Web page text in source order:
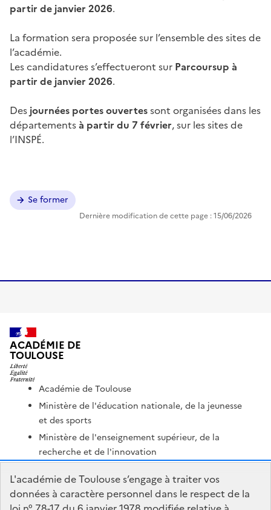
partir de janvier 2026.
La formation sera proposée sur l’ensemble des sites de
l’académie.
Les candidatures s’effectueront sur Parcoursup à
partir de janvier 2026.
Des journées portes ouvertessont organisées dans les
départementsà partir du 7 février, sur les sites de
l’INSPÉ.
Se former
Dernière modification de cette page : 15/06/2026
ACADÉMIE DE
TOULOUSE
Académie de Toulouse
Ministère de l'éducation nationale, de la jeunesse
et des sports
Ministère de l'enseignement supérieur, de la
recherche et de l'innovation
Nous contacter
L'académie de Toulouse s’engage à traiter vos
données à caractère personnel dans le respect de la